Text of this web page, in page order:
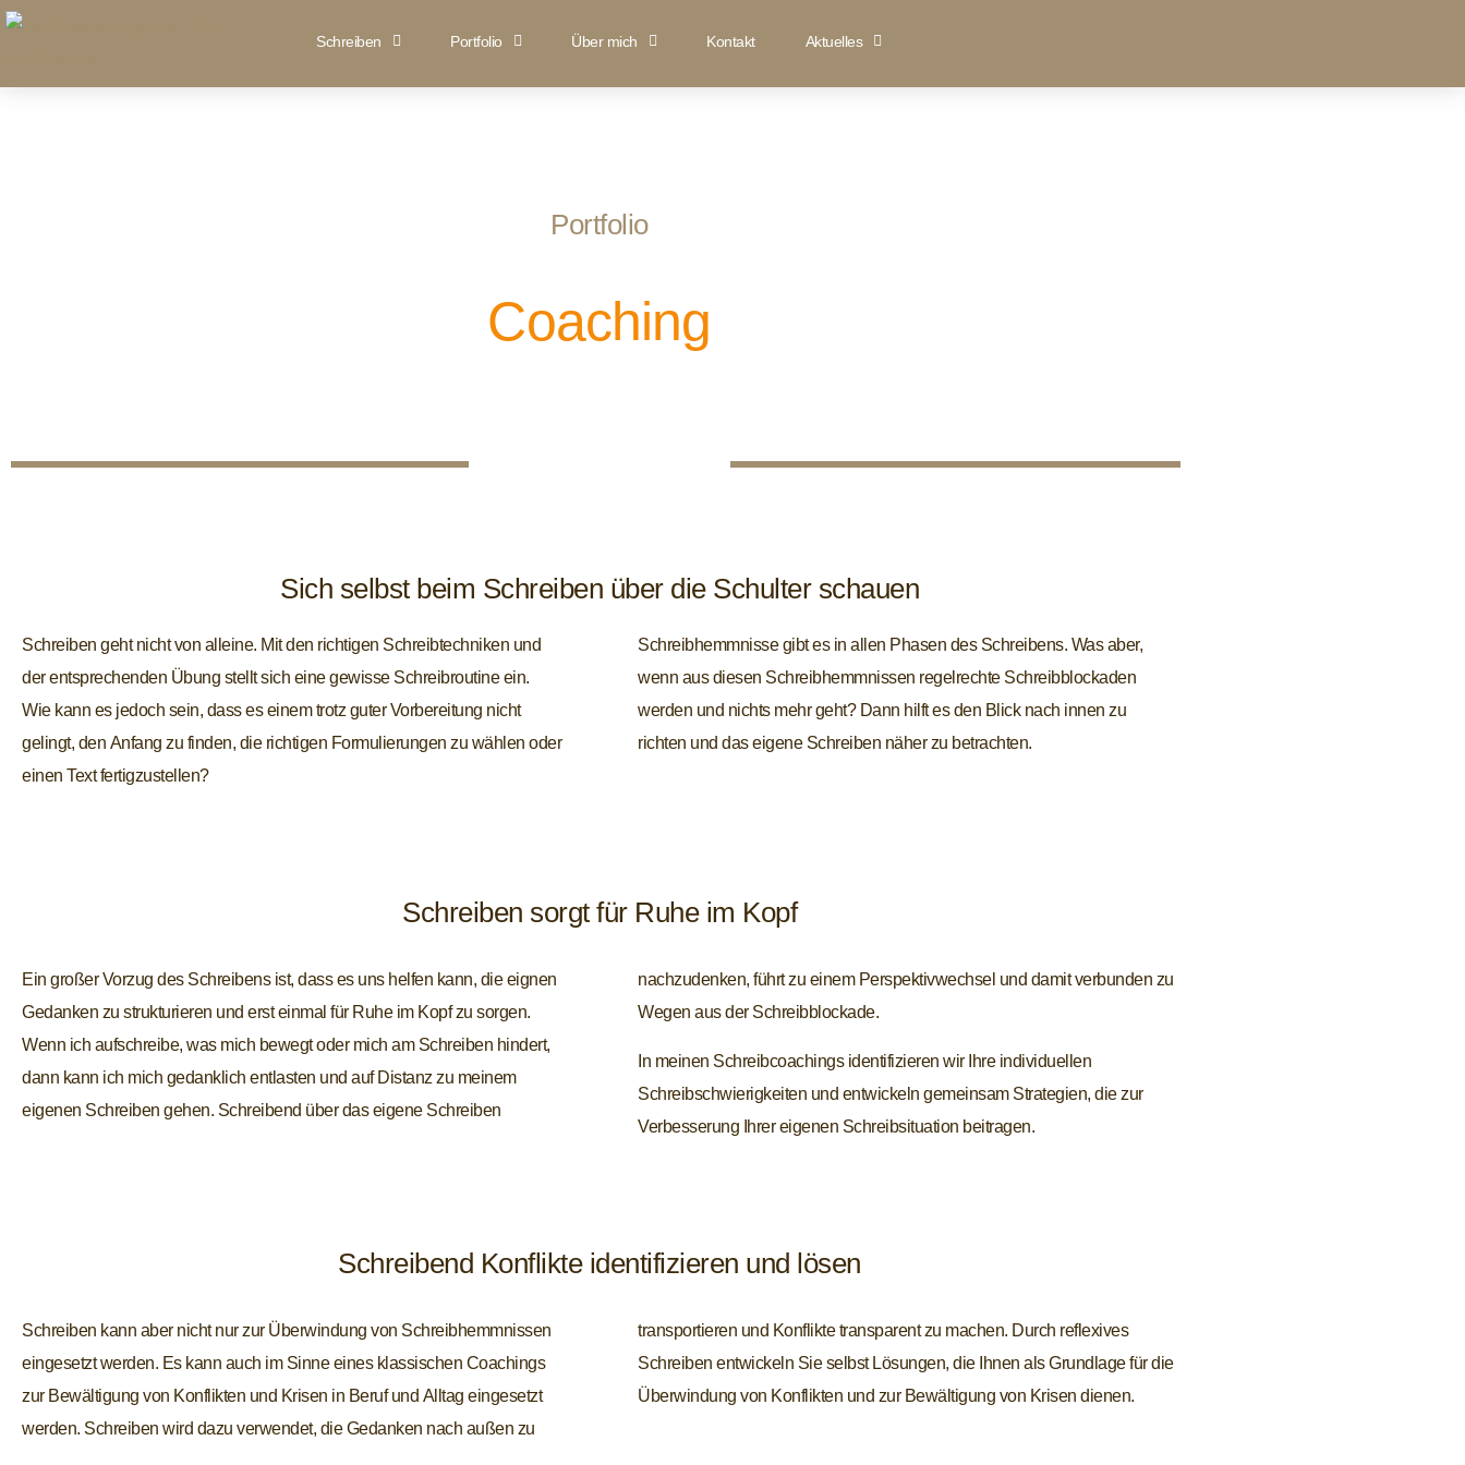
Schreiben Portfolio Über mich Kontakt Aktuelles
Portfolio
Coaching
Sich selbst beim Schreiben über die Schulter schauen
Schreiben geht nicht von alleine. Mit den richtigen Schreibtechniken und
der entsprechenden Übung stellt sich eine gewisse Schreibroutine ein.
Wie kann es jedoch sein, dass es einem trotz guter Vorbereitung nicht
gelingt, den Anfang zu finden, die richtigen Formulierungen zu wählen oder
einen Text fertigzustellen?
Schreibhemmnisse gibt es in allen Phasen des Schreibens. Was aber,
wenn aus diesen Schreibhemmnissen regelrechte Schreibblockaden
werden und nichts mehr geht? Dann hilft es den Blick nach innen zu
richten und das eigene Schreiben näher zu betrachten.
Schreiben sorgt für Ruhe im Kopf
Ein großer Vorzug des Schreibens ist, dass es uns helfen kann, die eignen
Gedanken zu strukturieren und erst einmal für Ruhe im Kopf zu sorgen.
Wenn ich aufschreibe, was mich bewegt oder mich am Schreiben hindert,
dann kann ich mich gedanklich entlasten und auf Distanz zu meinem
eigenen Schreiben gehen. Schreibend über das eigene Schreiben
nachzudenken, führt zu einem Perspektiv­wechsel und damit verbunden zu
Wegen aus der Schreibblockade.
In meinen Schreibcoachings identifizieren wir Ihre individuellen
Schreibschwierigkeiten und entwickeln gemeinsam Strategien, die zur
Verbesserung Ihrer eigenen Schreibsituation beitragen.
Schreibend Konflikte identifizieren und lösen
Schreiben kann aber nicht nur zur Überwindung von Schreibhemmnissen
eingesetzt werden. Es kann auch im Sinne eines klassischen Coachings
zur Bewältigung von Konflikten und Krisen in Beruf und Alltag eingesetzt
werden. Schreiben wird dazu verwendet, die Gedanken nach außen zu
transportieren und Konflikte transparent zu machen. Durch reflexives
Schreiben entwickeln Sie selbst Lösungen, die Ihnen als Grundlage für die
Überwindung von Konflikten und zur Bewältigung von Krisen dienen.